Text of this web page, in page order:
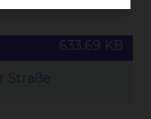
Straße
633.69 KB